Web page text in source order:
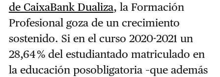
de CaixaBank Dualiza, la Formación
Profesional goza de un crecimiento
sostenido. Si en el curso 2020-2021 un
28,64 % del estudiantado matriculado en
la educación posobligatoria –que además